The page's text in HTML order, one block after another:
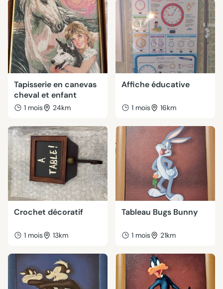
Tapisserie en canevas
cheval et enfant
1 mois 24km
Affiche éducative
1 mois 16km
Crochet décoratif
1 mois 13km
Tableau Bugs Bunny
1 mois 21km